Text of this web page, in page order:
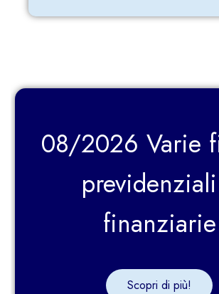
08/2026 Varie
finanziarie
Scopri di più!